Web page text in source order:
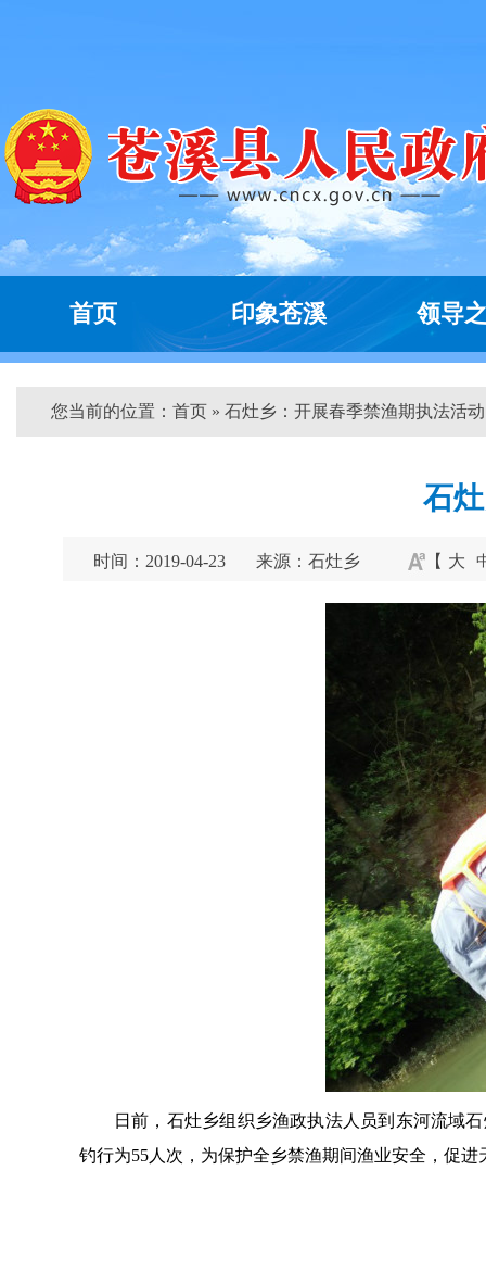
首页 印象苍溪 领导
您当前的位置： 首页 » 石灶乡：开展春季禁渔期执法活
石
时间：2019-04-23 来源：石灶乡 【 大
日前，石灶乡组织乡渔政执法人员到东河流域
钓行为55人次，为保护全乡禁渔期间渔业安全，促